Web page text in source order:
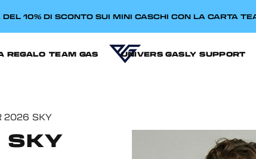
DEL 10% DI SCONTO SUI MINI CASCHI CON LA CARTA
REGALO TEAM GAS UNIVERS GASLY SUPPORT
2026 SKY
SKY